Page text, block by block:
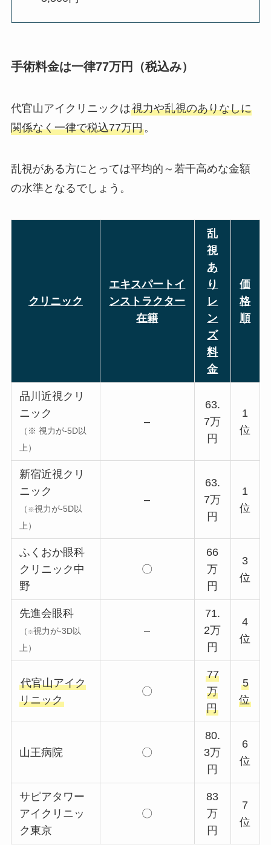
手術料金は一律77万円（税込み）
代官山アイクリニックは視力や乱視のありなしに
関係なく一律で税込77万円。
乱視がある方にとっては平均的～若干高めな金額
の水準となるでしょう。
クリニック
エキスパートイ
ンストラクター
在籍
乱
視
あ
り
レ
ン
ズ
料
金
価
格
順
品川近視クリ
ニック
（ ※ 視力が-5D以
上）
–
63.
7万
円
1
位
新宿近視クリ
ニック
（ ※視力が-5D以
上）
–
63.
7万
円
1
位
ふくおか眼科
クリニック中
野
〇
66
万
円
3
位
先進会眼科
（ ※視力が-3D以
上）
–
71.
2万
円
4
位
代官山アイク
リニック
〇
77
万
円
5
位
山王病院 〇
80.
3万
円
6
位
サピアタワー
アイクリニッ
ク東京
〇
83
万
円
7
位